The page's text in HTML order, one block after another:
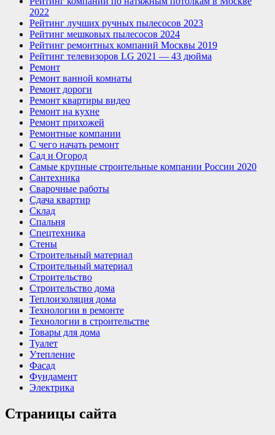
2022
Рейтинг лучших ручных пылесосов 2023
Рейтинг мешковых пылесосов 2024
Рейтинг ремонтных компаний Москвы 2019
Рейтинг телевизоров LG 2021 — 43 дюйма
Ремонт
Ремонт ванной комнаты
Ремонт дороги
Ремонт квартиры видео
Ремонт на кухне
Ремонт прихожей
Ремонтные компании
С чего начать ремонт
Сад и Огород
Самые крупные строительные компании России 2020
Сантехника
Сварочные работы
Сдача квартир
Склад
Спальня
Спецтехника
Стены
Строительный материал
Строительный материал
Строительство
Строительство дома
Теплоизоляция дома
Технологии в ремонте
Технологии в строительстве
Товары для дома
Туалет
Утепление
Фасад
Фундамент
Электрика
Страницы сайта